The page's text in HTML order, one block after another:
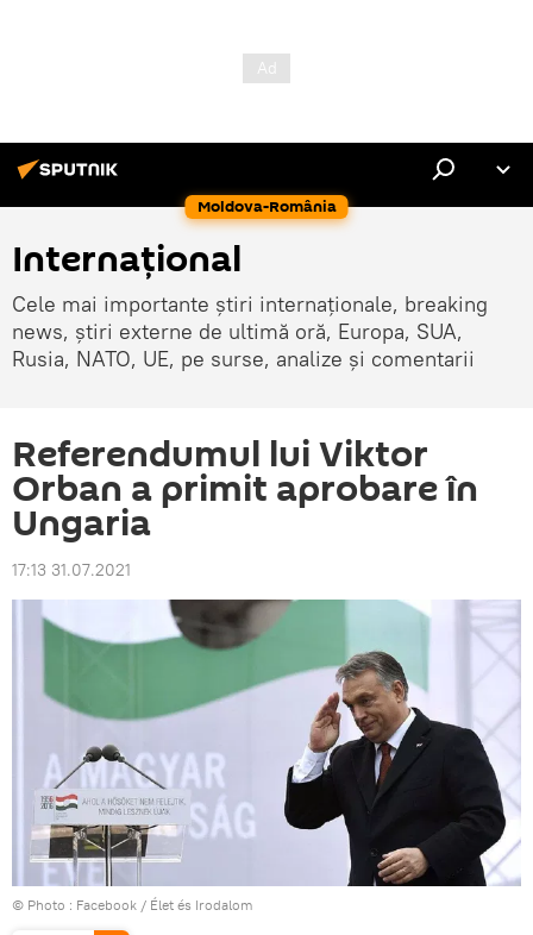
Moldova-România
Internaţional
Cele mai importante știri internaționale, breaking
news, știri externe de ultimă oră, Europa, SUA,
Rusia, NATO, UE, pe surse, analize și comentarii
Referendumul lui Viktor
Orban a primit aprobare în
Ungaria
17:13 31.07.2021
© Photo : Facebook / Élet és Irodalom